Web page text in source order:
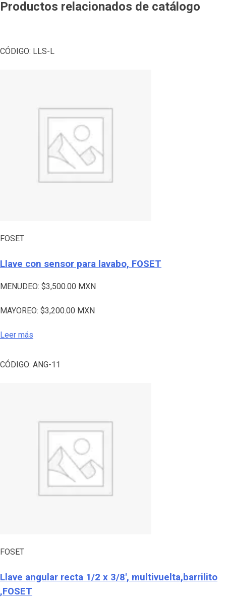
Productos relacionados de catálogo
CÓDIGO: LLS-L
FOSET
Llave con sensor para lavabo, FOSET
MENUDEO: $3,500.00 MXN
MAYOREO: $3,200.00 MXN
Leer más
CÓDIGO: ANG-11
FOSET
Llave angular recta 1/2 x 3/8′, multivuelta,barrilito
,FOSET